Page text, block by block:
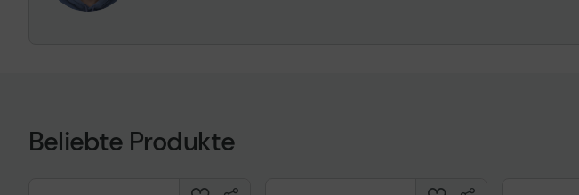
Beliebte Produkte